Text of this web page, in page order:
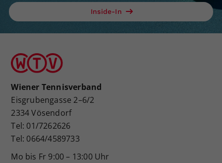
Inside-In
Wiener Tennisverband
Eisgrubengasse 2–6/2
2334 Vösendorf
Tel: 01/7262626
Tel: 0664/4589733
Mo bis Fr 9:00 – 13:00 Uhr